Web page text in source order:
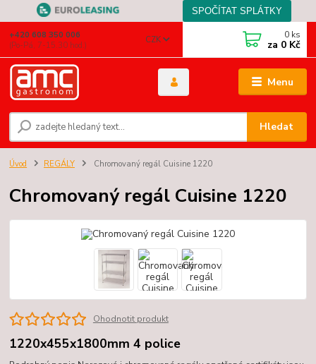
Menu
CZK
Hledat
+420 608 350 006
(Po-Pá, 7-15.30 hod.)
0 ks
za 0 Kč
Úvod REGÁLY Chromovaný regál Cuisine 1220
Chromovaný regál Cuisine 1220
Ohodnotit produkt
1220x455x1800mm 4 police